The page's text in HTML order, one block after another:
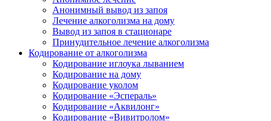
Анонимный вывод из запоя
Лечение алкоголизма на дому
Вывод из запоя в стационаре
Принудительное лечение алкоголизма
Кодирование от алкоголизма
Кодирование иглоука лыванием
Кодирование на дому
Кодирование уколом
Кодирование «Эспераль»
Кодирование «Аквилонг»
Кодирование «Вивитролом»